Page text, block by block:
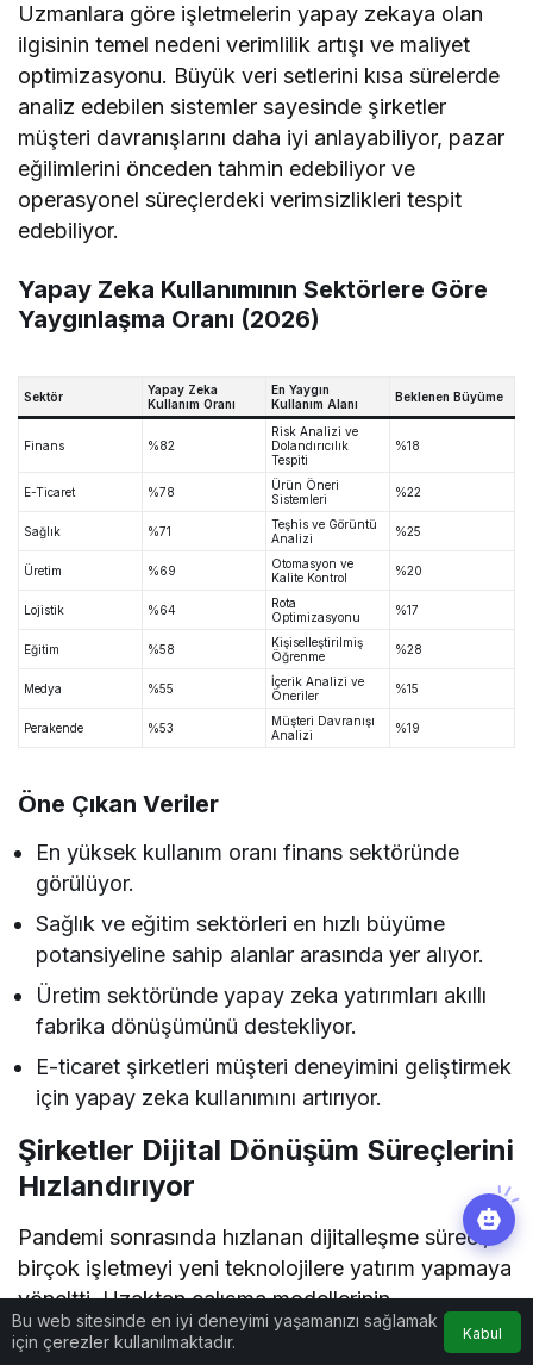
Uzmanlara göre işletmelerin yapay zekaya olan
ilgisinin temel nedeni verimlilik artışı ve maliyet
optimizasyonu. Büyük veri setlerini kısa sürelerde
analiz edebilen sistemler sayesinde şirketler
müşteri davranışlarını daha iyi anlayabiliyor, pazar
eğilimlerini önceden tahmin edebiliyor ve
operasyonel süreçlerdeki verimsizlikleri tespit
edebiliyor.
Yapay Zeka Kullanımının Sektörlere Göre
Yaygınlaşma Oranı (2026)
Sektör
Yapay Zeka
Kullanım Oranı
En Yaygın
Kullanım Alanı
Beklenen Büyüme
Finans %82
Risk Analizi ve
Dolandırıcılık
Tespiti
%18
E-Ticaret %78
Ürün Öneri
Sistemleri
%22
Sağlık %71
Teşhis ve Görüntü
Analizi
%25
Üretim %69
Otomasyon ve
Kalite Kontrol
%20
Lojistik %64
Rota
Optimizasyonu
%17
Eğitim %58
Kişiselleştirilmiş
Öğrenme
%28
Medya %55
İçerik Analizi ve
Öneriler
%15
Perakende %53
Müşteri Davranışı
Analizi
%19
Öne Çıkan Veriler
En yüksek kullanım oranı finans sektöründe
görülüyor.
Sağlık ve eğitim sektörleri en hızlı büyüme
potansiyeline sahip alanlar arasında yer alıyor.
Üretim sektöründe yapay zeka yatırımları akıllı
fabrika dönüşümünü destekliyor.
E-ticaret şirketleri müşteri deneyimini geliştirmek
için yapay zeka kullanımını artırıyor.
Şirketler Dijital Dönüşüm Süreçlerini
Hızlandırıyor
Pandemi sonrasında hızlanan dijitalleşme süreci,
birçok işletmeyi yeni teknolojilere yatırım yapmaya
yöneltti. Uzaktan çalışma modellerinin
yaygınlaşması, bulut bilişim çözümlerinin gelişmesi
Bu web sitesinde en iyi deneyimi yaşamanızı sağlamak
için çerezler kullanılmaktadır.
Kabul